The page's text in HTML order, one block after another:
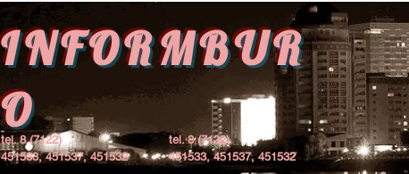
INFORMBUR
O
tel. 8 (7122)
451533, 451537, 451532
tel. 8 (7122)
451533, 451537, 451532